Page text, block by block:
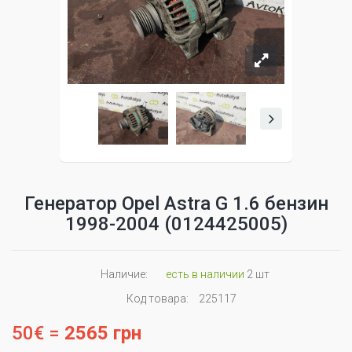
Генератор Opel Astra G 1.6 бензин
1998-2004 (0124425005)
Наличие: есть в наличии 2 шт
Код товара:
225117
50€ = 2565 грн